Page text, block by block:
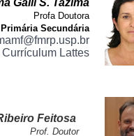
Galli S. Tazima
Profa Doutora
Secundária
Currículum Lattes
Feitosa
Prof. Doutor